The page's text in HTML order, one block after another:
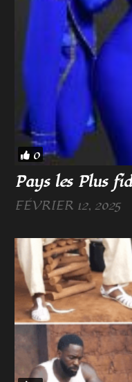
0
Pays les Plus
FÉVRIER 12, 2025